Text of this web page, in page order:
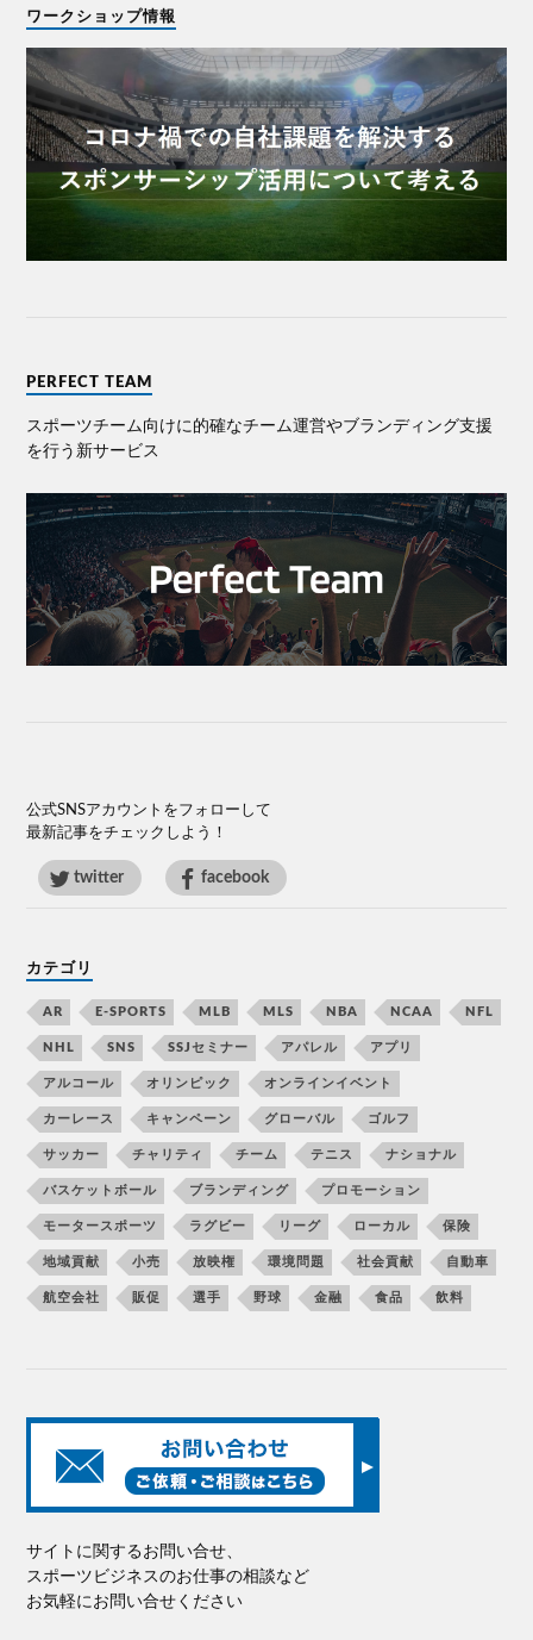
ワークショップ情報
PERFECT TEAM
スポーツチーム向けに的確なチーム運営やブランディング⽀援
を⾏う新サービス
公式SNSアカウントをフォローして
最新記事をチェックしよう！
twitter facebook
カテゴリ
AR E-SPORTS MLB MLS NBA NCAA NFL
NHL SNS SSJセミナー アパレル アプリ
アルコール オリンピック オンラインイベント
カーレース キャンペーン グローバル ゴルフ
サッカー チャリティ チーム テニス ナショナル
バスケットボール ブランディング プロモーション
モータースポーツ ラグビー リーグ ローカル 保険
地域貢献 小売 放映権 環境問題 社会貢献 自動車
航空会社 販促 選手 野球 金融 食品 飲料
サイトに関するお問い合せ、
スポーツビジネスのお仕事の相談など
お気軽にお問い合せください